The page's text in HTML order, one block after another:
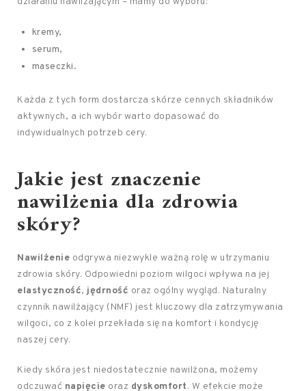
kremy,
serum,
maseczki.
Każda z tych form dostarcza skórze cennych składników
aktywnych, a ich wybór warto dopasować do
indywidualnych potrzeb cery.
Jakie jest znaczenie
nawilżenia dla zdrowia
skóry?
Nawilżenie odgrywa niezwykle ważną rolę w utrzymaniu
zdrowia skóry. Odpowiedni poziom wilgoci wpływa na jej
elastyczność, jędrność oraz ogólny wygląd. Naturalny
czynnik nawilżający (NMF) jest kluczowy dla zatrzymywania
wilgoci, co z kolei przekłada się na komfort i kondycję
naszej cery.
Kiedy skóra jest niedostatecznie nawilżona, możemy
odczuwać napięcie oraz dyskomfort. W efekcie może